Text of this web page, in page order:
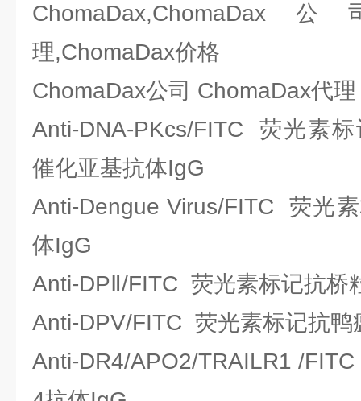
ChomaDax,ChomaDax
理,ChomaDax价格
ChomaDax公司 ChomaDax代
Anti-DNA-PKcs/FITC 荧光素
催化亚基抗体IgG
Anti-Dengue Virus/FITC 荧光
体IgG
Anti-DPⅡ/FITC 荧光素标记抗桥
Anti-DPV/FITC 荧光素标记抗鸭
Anti-DR4/APO2/TRAILR1 /